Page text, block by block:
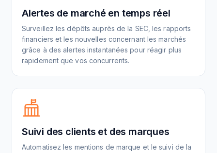
Alertes de marché en temps réel
Surveillez les dépôts auprès de la SEC, les rapports
financiers et les nouvelles concernant les marchés
grâce à des alertes instantanées pour réagir plus
rapidement que vos concurrents.
Suivi des clients et des marques
Automatisez les mentions de marque et le suivi de la